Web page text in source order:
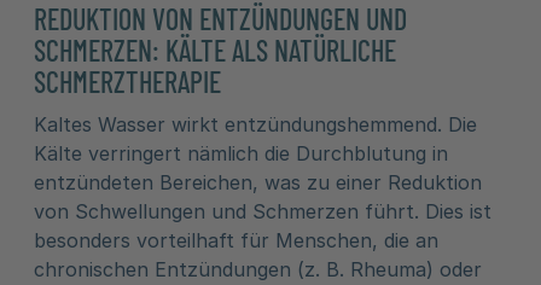
REDUKTION VON ENTZÜNDUNGEN UND
SCHMERZEN: KÄLTE ALS NATÜRLICHE
SCHMERZTHERAPIE
Kaltes Wasser wirkt entzündungshemmend. Die
Kälte verringert nämlich die Durchblutung in
entzündeten Bereichen, was zu einer Reduktion
von Schwellungen und Schmerzen führt. Dies ist
besonders vorteilhaft für Menschen, die an
chronischen Entzündungen (z. B. Rheuma) oder